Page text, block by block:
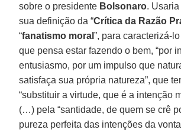
sobre o presidente Bolsonaro.
sua definição da “Crítica da Razão
“fanatismo moral”, para caracterizá-
que pensa estar fazendo o bem, “por
entusiasmo, por um impulso que
satisfaça sua própria natureza”, que
“substituir a virtude, que é a intenção
(…) pela “santidade, de quem se crê
pureza perfeita das intenções da